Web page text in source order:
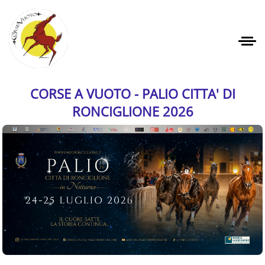
CORSE A VUOTO - PALIO CITTA' DI
RONCIGLIONE 2026